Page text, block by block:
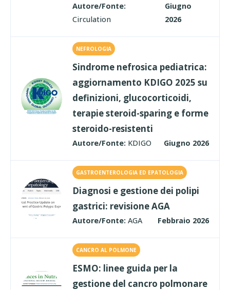
Autore/Fonte:
Circulation
Giugno
2026
NEFROLOGIA
Sindrome nefrosica pediatrica:
aggiornamento KDIGO 2025 su
definizioni, glucocorticoidi,
terapie steroid-sparing e forme
steroido-resistenti
Autore/Fonte: KDIGO Giugno 2026
GASTROENTEROLOGIA ED EPATOLOGIA
Diagnosi e gestione dei polipi
gastrici: revisione AGA
Autore/Fonte: AGA Febbraio 2026
CANCRO AL POLMONE
ESMO: linee guida per la
gestione del cancro polmonare